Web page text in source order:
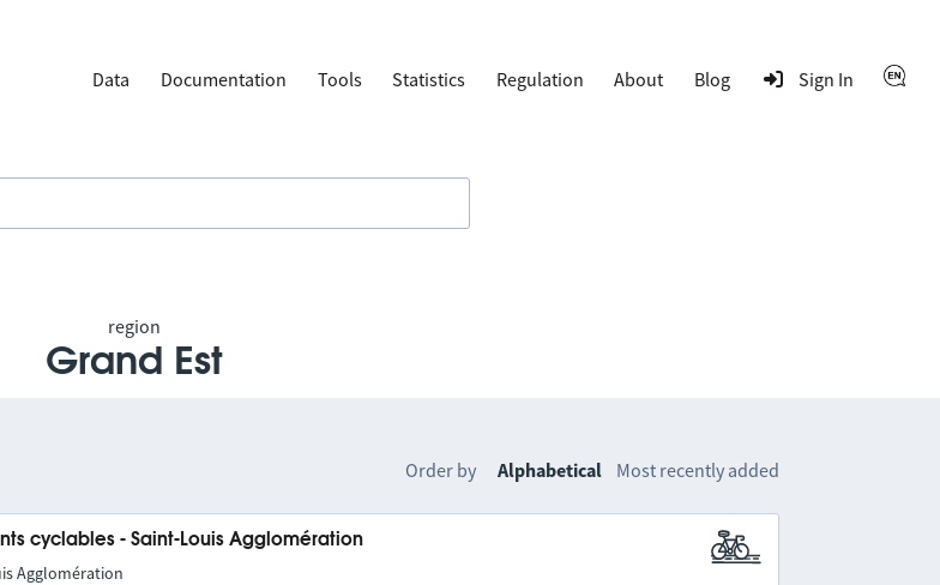
Data Documentation Tools Statistics Regulation About Blog Sign In
region
Grand Est
Order by Alphabetical Most recently added
cyclables - Saint-Louis Agglomération
Agglomération